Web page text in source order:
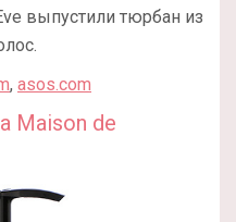
выпустили тюрбан из
, asos.com
Maison de